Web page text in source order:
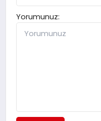
Yorumunuz: